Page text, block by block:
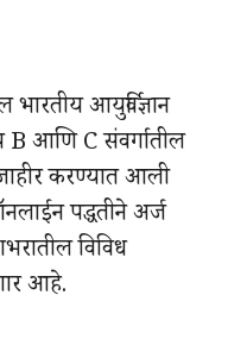
आयुर्विज्ञान
B आणि C संवर्गातील
करण्यात आली
पद्धतीने अर्ज
विविध
आहे.